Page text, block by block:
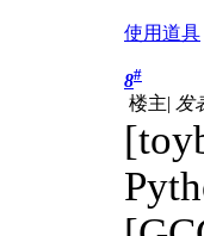
使用道具
8#
楼主| 发